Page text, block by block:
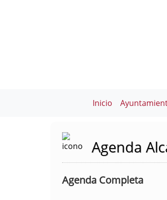
Inicio
Agenda
Agenda Completa